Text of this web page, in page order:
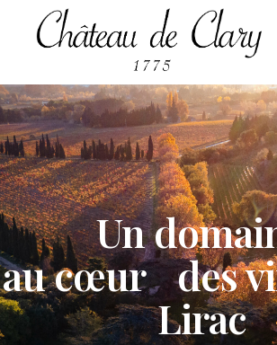
Un
au cœur des
Lirac